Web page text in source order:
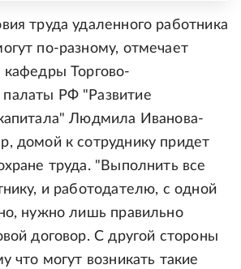
труда удаленного работника
по-разному, отмечает
кафедры Торгово-
РФ "Развитие
Людмила Иванова-
домой к сотруднику придет
труда. "Выполнить все
и работодателю, с одной
нужно лишь правильно
договор. С другой стороны
что могут возникать такие